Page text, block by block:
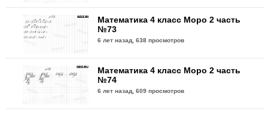
Математика 4 класс Моро 2 часть
№73
6 лет назад,638 просмотров
Математика 4 класс Моро 2 часть
№74
6 лет назад,609 просмотров